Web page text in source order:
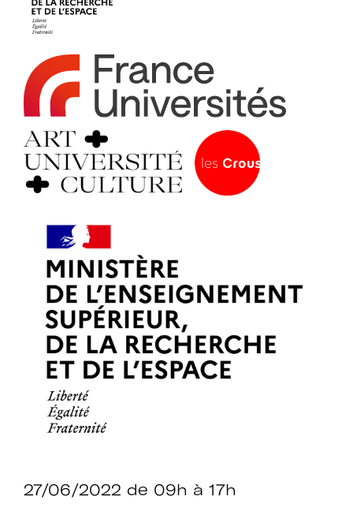
Espace
adhérent
Devenir adhérent
Mot de passe
Mot de passe oublié ?
27/06/2022 de 09h à 17h